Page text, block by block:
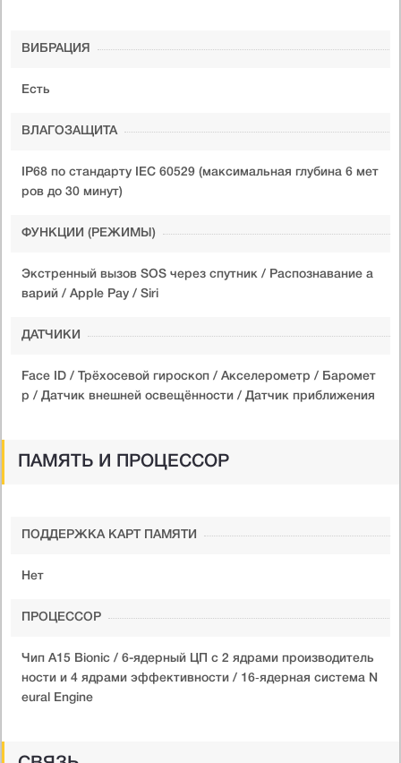
ВИБРАЦИЯ
Есть
ВЛАГОЗАЩИТА
IP68 по стандарту IEC 60529 (максимальная глубина 6 мет
ров до 30 минут)
ФУНКЦИИ (РЕЖИМЫ)
Экстренный вызов SOS через спутник / Распознавание а
варий / Apple Pay / Siri
ДАТЧИКИ
Face ID / Трёхосевой гироскоп / Акселерометр / Баромет
р / Датчик внешней освещённости / Датчик приближения
ПАМЯТЬ И ПРОЦЕССОР
ПОДДЕРЖКА КАРТ ПАМЯТИ
Нет
ПРОЦЕССОР
Чип A15 Bionic / 6-ядерный ЦП с 2 ядрами производитель
ности и 4 ядрами эффективности / 16‑ядерная система N
eural Engine